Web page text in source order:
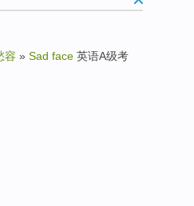
容 » Sad face 英语A级考